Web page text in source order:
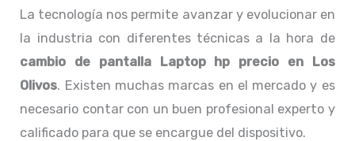
La tecnología nos permite avanzar y evolucionar en
la industria con diferentes técnicas a la hora de
cambio de pantalla Laptophp precio en Los
Olivos. Existen muchas marcas en el mercado y es
necesario contar con un buen profesional experto y
calificado para que se encargue del dispositivo.